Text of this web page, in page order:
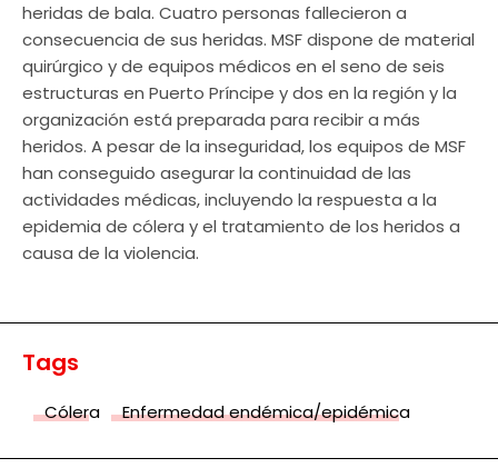
heridas de bala. Cuatro personas fallecieron a
consecuencia de sus heridas. MSF dispone de material
quirúrgico y de equipos médicos en el seno de seis
estructuras en Puerto Príncipe y dos en la región y la
organización está preparada para recibir a más
heridos. A pesar de la inseguridad, los equipos de MSF
han conseguido asegurar la continuidad de las
actividades médicas, incluyendo la respuesta a la
epidemia de cólera y el tratamiento de los heridos a
causa de la violencia.
Tags
Cólera Enfermedad endémica/epidémica